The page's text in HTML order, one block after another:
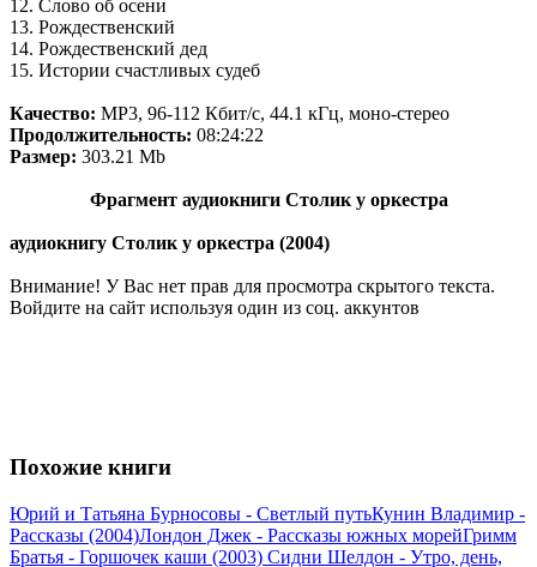
12. Слово об осени
13. Рождественский
14. Рождественский дед
15. Истории счастливых судеб
Качество: MP3, 96-112 Кбит/с, 44.1 кГц, моно-стерео
Продолжительность: 08:24:22
Размер: 303.21 Mb
Фрагмент аудиокниги Столик у оркестра
аудиокнигу Столик у оркестра (2004)
Внимание! У Вас нет прав для просмотра скрытого текста.
Войдите на сайт используя один из соц. аккунтов
Похожие книги
Юрий и Татьяна Бурносовы - Светлый путьКунин Владимир -
Рассказы (2004)Лондон Джек - Рассказы южных морейГримм
Братья - Горшочек каши (2003) Сидни Шелдон - Утро, день,